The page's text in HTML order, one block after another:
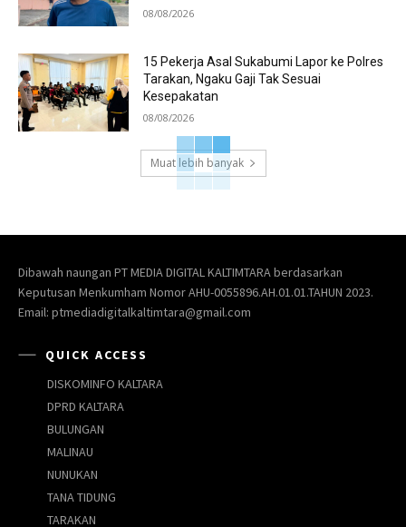
08/08/2026
15 Pekerja Asal Sukabumi Lapor ke Polres
Tarakan, Ngaku Gaji Tak Sesuai
Kesepakatan
08/08/2026
Muat lebih banyak
Dibawah naungan PT MEDIA DIGITAL KALTIMTARA berdasarkan
Keputusan Menkumham Nomor AHU-0055896.AH.01.01.TAHUN 2023.
Email: ptmediadigitalkaltimtara@gmail.com
QUICK ACCESS
DISKOMINFO KALTARA
DPRD KALTARA
BULUNGAN
MALINAU
NUNUKAN
TANA TIDUNG
TARAKAN